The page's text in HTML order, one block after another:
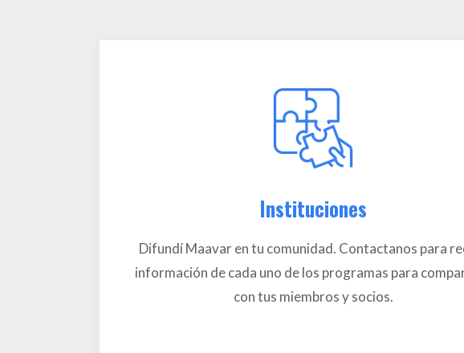
Instituciones
Difundí Maavar en tu comunidad. Contactanos para
información de cada uno de los programas para
con tus miembros y socios.